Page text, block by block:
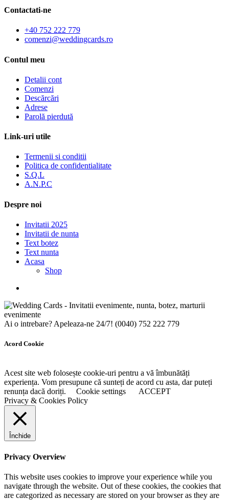
Contactati-ne
+40 752 222 779
comenzi@weddingcards.ro
Contul meu
Detalii cont
Comenzi
Descărcări
Adrese
Parolă pierdută
Link-uri utile
Termenii si conditii
Politica de confidentialitate
S.Q.L
A.N.P.C
Despre noi
Invitatii 2025
Invitatii de nunta
Text botez
Text nunta
Acasa
Shop
Ai o intrebare? Apeleaza-ne 24/7! (0040) 752 222 779
Acord Cookie
Acest site web folosește cookie-uri pentru a vă îmbunătăți
experiența. Vom presupune că sunteți de acord cu asta, dar puteți
renunța dacă doriți.
Cookie settings
ACCEPT
Privacy & Cookies Policy
Închide
Privacy Overview
This website uses cookies to improve your experience while you
navigate through the website. Out of these cookies, the cookies that
are categorized as necessary are stored on your browser as they are